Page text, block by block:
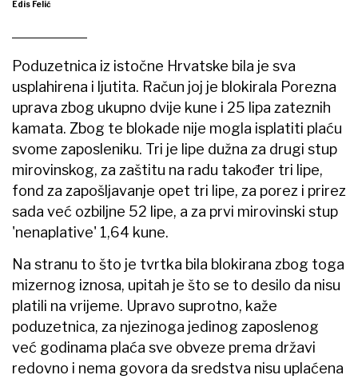
Edis Felić
Poduzetnica iz istočne Hrvatske bila je sva
usplahirena i ljutita. Račun joj je blokirala Porezna
uprava zbog ukupno dvije kune i 25 lipa zateznih
kamata. Zbog te blokade nije mogla isplatiti plaću
svome zaposleniku. Tri je lipe dužna za drugi stup
mirovinskog, za zaštitu na radu također tri lipe,
fond za zapošljavanje opet tri lipe, za porez i prirez
sada već ozbiljne 52 lipe, a za prvi mirovinski stup
'nenaplative' 1,64 kune.
Na stranu to što je tvrtka bila blokirana zbog toga
mizernog iznosa, upitah je što se to desilo da nisu
platili na vrijeme. Upravo suprotno, kaže
poduzetnica, za njezinoga jedinog zaposlenog
već godinama plaća sve obveze prema državi
redovno i nema govora da sredstva nisu uplaćena